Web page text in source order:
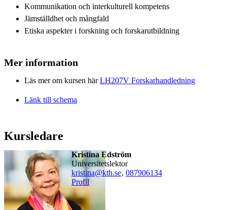
Kommunikation och interkulturell kompetens
Jämställdhet och mångfald
Etiska aspekter i forskning och forskarutbildning
Mer information
Läs mer om kursen härLH207V Forskarhandledning
Länk till schema
Kursledare
Kristina Edström
universitetslektor
kristina@kth.se, 087906134
Profil